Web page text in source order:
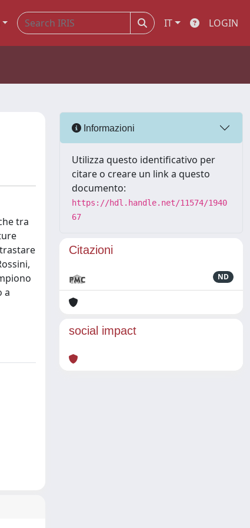
IT LOGIN
tra
a
Informazioni
Utilizza questo identificativo per
citare o creare un link a questo
documento:
https://hdl.handle.net/11574/1940
67
Citazioni
ND
social impact